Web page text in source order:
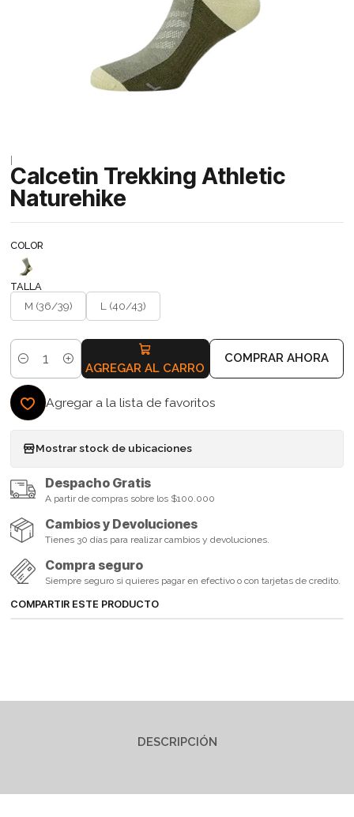
|
Calcetin Trekking Athletic
Naturehike
COLOR
TALLA
M (36/39) L (40/43)
Cantidad AGREGAR AL CARRO
COMPRAR AHORA
Agregar a la lista de favoritos
Mostrar stock de ubicaciones
Despacho Gratis
A partir de compras sobre los $100.000
Cambios y Devoluciones
Tienes 30 días para realizar cambios y devoluciones.
Compra seguro
Siempre seguro si quieres pagar en efectivo o con tarjetas de credito.
COMPARTIR ESTE PRODUCTO
DESCRIPCIÓN